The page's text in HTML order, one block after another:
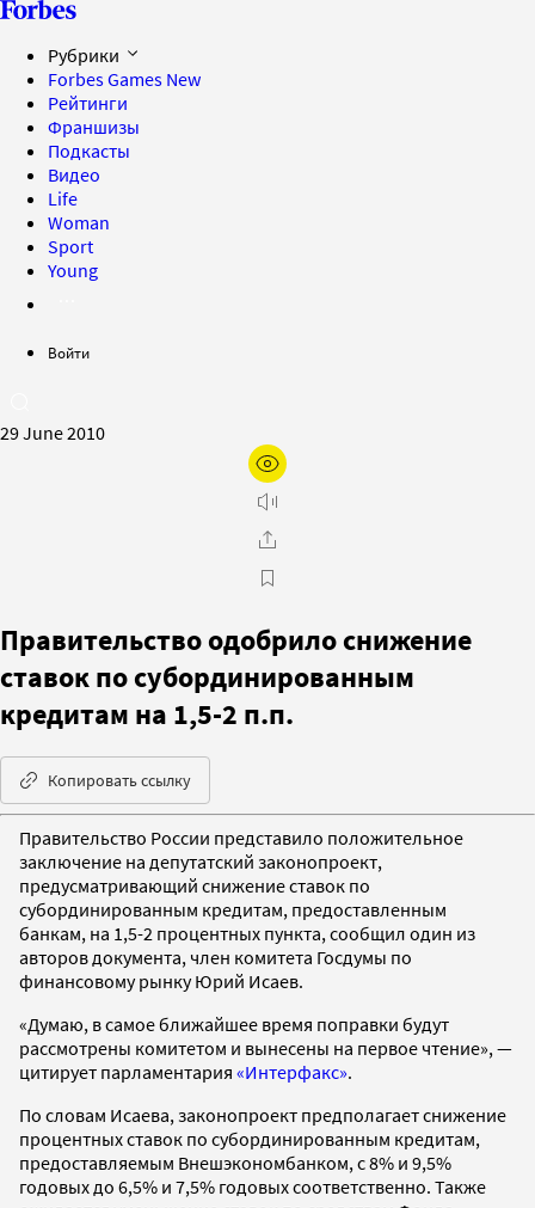
Рубрики
Forbes Games New
Рейтинги
Франшизы
Подкасты
Видео
Life
Woman
Sport
Young
Войти
29 June 2010
Правительство одобрило снижение
ставок по субординированным
кредитам на 1,5-2 п.п.
Копировать ссылку
Правительство России представило положительное
заключение на депутатский законопроект,
предусматривающий снижение ставок по
субординированным кредитам, предоставленным
банкам, на 1,5-2 процентных пункта, сообщил один из
авторов документа, член комитета Госдумы по
финансовому рынку Юрий Исаев.
«Думаю, в самое ближайшее время поправки будут
рассмотрены комитетом и вынесены на первое чтение», —
цитирует парламентария «Интерфакс».
По словам Исаева, законопроект предполагает снижение
процентных ставок по субординированным кредитам,
предоставляемым Внешэкономбанком, с 8% и 9,5%
годовых до 6,5% и 7,5% годовых соответственно. Также